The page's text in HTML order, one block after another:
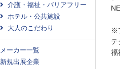
介護・福祉・バリアフリー
ホテル・公共施設
大人のこだわり
メーカー一覧
新規出展企業
※
テ
福